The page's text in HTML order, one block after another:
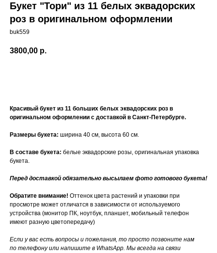
Букет "Тори" из 11 белых эквадорских
роз в оригинальном оформлении
buk559
3800,00 р.
Красивый букет из 11 больших белых эквадорских роз в
оригинальном оформлении с доставкой в Санкт-Петербурге.
Размеры букета: ширина 40 см, высота 60 см.
В составе букета: белые эквадорские розы, оригинальная упаковка
букета.
Перед доставкой обязательно высылаем фото готового букета!
Обратите внимание! Оттенок цвета растений и упаковки при
просмотре может отличатся в зависимости от используемого
устройства (монитор ПК, ноутбук, планшет, мобильный телефон
имеют разную цветопередачу)
Если у вас есть вопросы и пожелания, то просто позвоните нам
по телефону или напишите в WhatsApp. Мы всегда на связи